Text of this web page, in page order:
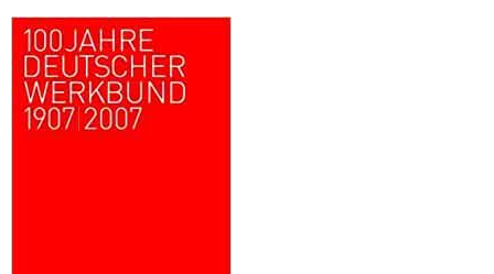
Zwischenfinanzierung